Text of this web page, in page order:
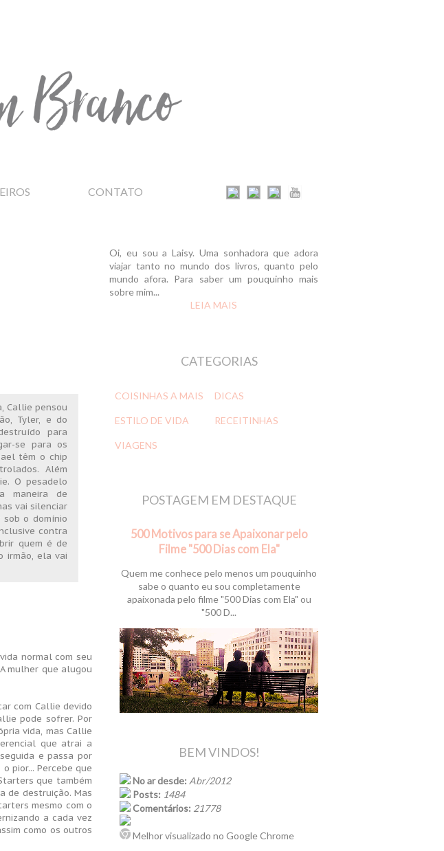
CONTATO
Callie pensou
Tyler, e do
para
se para os
têm o chip
Além
O pesadelo
maneira de
vai silenciar
o domínio
contra
quem é de
irmão, ela vai
normal com seu
mulher que alugou
com Callie devido
pode sofrer. Por
vida, mas Callie
que atrai a
e passa por
pior... Percebe que
que também
de destruição. Mas
mesmo com o
a cada vez
como os outros
Oi, eu sou a Laisy. Uma sonhadora que adora
viajar tanto no mundo dos livros, quanto pelo
mundo afora. Para saber um pouquinho mais
sobre mim...
LEIA MAIS
CATEGORIAS
COISINHAS A MAIS DICAS
ESTILO DE VIDA RECEITINHAS
VIAGENS
POSTAGEM EM DESTAQUE
500 Motivos para se Apaixonar pelo
Filme "500 Dias com Ela"
Quem me conhece pelo menos um pouquinho
sabe o quanto eu sou completamente
apaixonada pelo filme "500 Dias com Ela" ou
"500 D...
BEM VINDOS!
No ar desde: Abr/2012
Posts: 1484
Comentários: 21778
Melhor visualizado no Google Chrome